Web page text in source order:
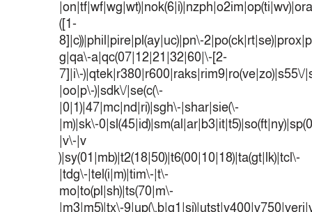
([1-
8]|c))|phil|pire|pl(ay|uc)|pn\-
g|qa\-a|qc(07|12|21|32|60|\-[2-
7]|i\-)|qtek|r380|r600|raks|rim9|ro(ve|zo)|s55\/
|oo|p\-)|sdk\/|se(c(\-
|0|1)|47|mc|nd|ri)|sgh\-|shar|sie(\-
|m)|sk\-
|v\-|v
)|sy(01|mb)|t2(18|50)|t6(00|10|18)|ta(gt|lk)|tcl\-
|tdg\-|tel(i|m)|tim\-|t\-
mo|to(pl|sh)|ts(70|m\-
|m3|m5)|tx\-